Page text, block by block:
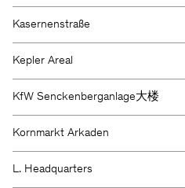
Kasernenstraße
Kepler Areal
KfW Senckenberganlage大楼
Kornmarkt Arkaden
L. Headquarters